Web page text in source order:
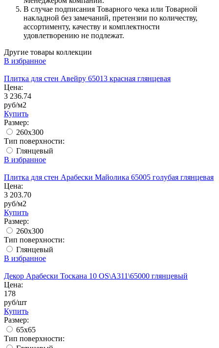
В случае подписания Товарного чека или Товарной
накладной без замечаний, претензии по количеству,
ассортименту, качеству и комплектности
удовлетворению не подлежат.
Другие товары коллекции
В избранное
Плитка для стен Авейру 65013 красная глянцевая
Цена:
3 236.74
руб/м2
Купить
Размер:
260x300
Тип поверхности:
Глянцевый
В избранное
Плитка для стен Арабески Майолика 65005 голубая глянцевая
Цена:
3 203.70
руб/м2
Купить
Размер:
260x300
Тип поверхности:
Глянцевый
В избранное
Декор Арабески Тоскана 10 OS\A311\65000 глянцевый
Цена:
178
руб/шт
Купить
Размер:
65x65
Тип поверхности: